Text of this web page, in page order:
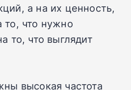
а на их ценность,
то, что нужно
то, что выглядит
высокая частота